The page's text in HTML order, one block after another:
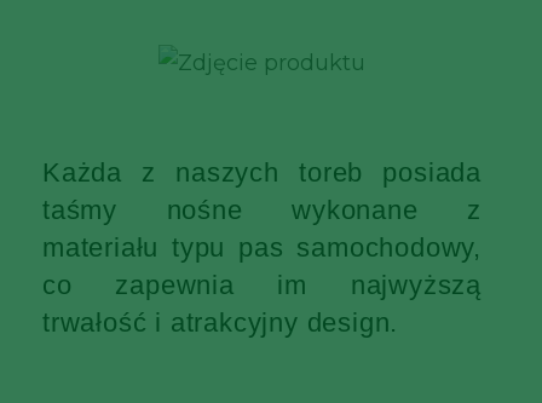
Każda z naszych toreb posiada
taśmy nośne wykonane z
materiału typu pas samochodowy,
co zapewnia im najwyższą
trwałość i atrakcyjny design.